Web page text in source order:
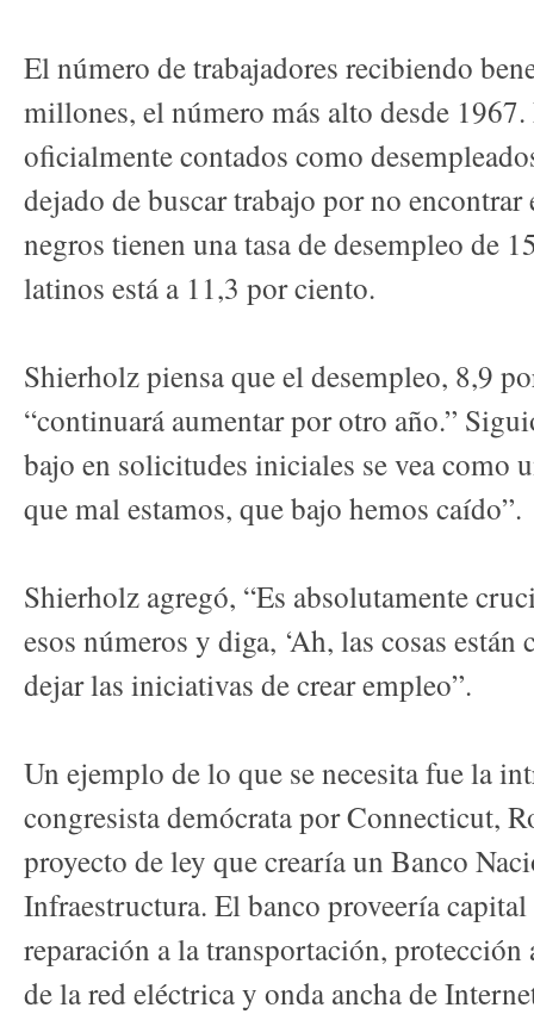
El número de trabajadores recibiendo
millones, el número más alto desde
oficialmente contados como
dejado de buscar trabajo por no
negros tienen una tasa de desempleo de
latinos está a 11,3 por ciento.
Shierholz piensa que el desempleo, 8,9
“continuará aumentar por otro año.”
bajo en solicitudes iniciales se vea como
que mal estamos, que bajo hemos caído”.
Shierholz agregó, “Es absolutamente
esos números y diga, ‘Ah, las cosas
dejar las iniciativas de crear empleo”.
Un ejemplo de lo que se necesita fue la
congresista demócrata por Connecticut,
proyecto de ley que crearía un Banco
Infraestructura. El banco proveería capital
reparación a la transportación,
de la red eléctrica y onda ancha de